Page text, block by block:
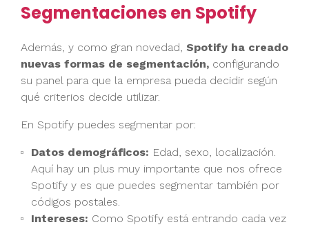
Segmentaciones en Spotify
Además, y como gran novedad, Spotify ha creado
nuevas formas de segmentación, configurando
su panel para que la empresa pueda decidir según
qué criterios decide utilizar.
En Spotify puedes segmentar por:
Datos demográficos: Edad, sexo, localización.
Aquí hay un plus muy importante que nos ofrece
Spotify y es que puedes segmentar también por
códigos postales.
Intereses: Como Spotify está entrando cada vez